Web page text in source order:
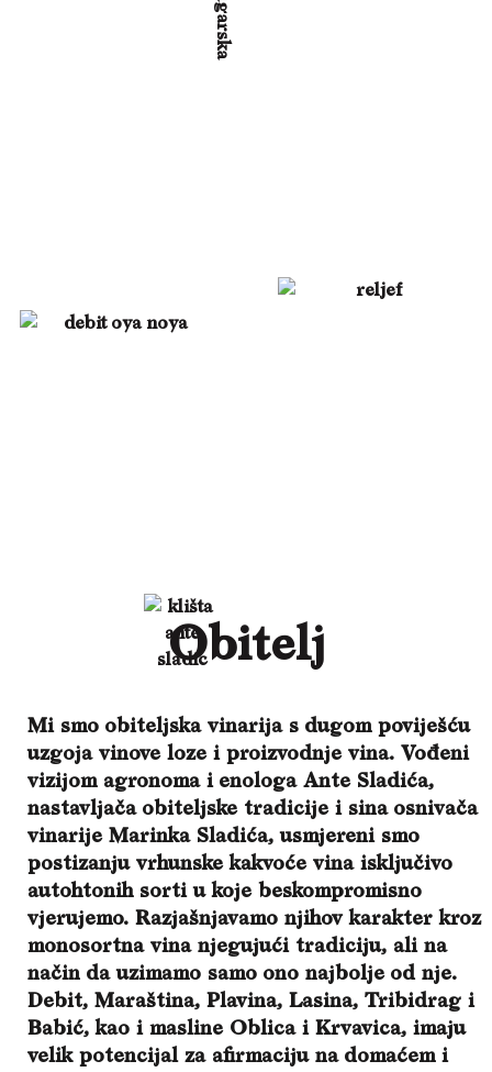
Obitelj
Mi smo obiteljska vinarija s dugom poviješću
uzgoja vinove loze i proizvodnje vina. Vođeni
vizijom agronoma i enologa Ante Sladića,
nastavljača obiteljske tradicije i sina osnivača
vinarije Marinka Sladića, usmjereni smo
postizanju vrhunske kakvoće vina isključivo
autohtonih sorti u koje beskompromisno
vjerujemo. Razjašnjavamo njihov karakter kroz
monosortna vina njegujući tradiciju, ali na
način da uzimamo samo ono najbolje od nje.
Debit, Maraština, Plavina, Lasina, Tribidrag i
Babić, kao i masline Oblica i Krvavica, imaju
velik potencijal za afirmaciju na domaćem i